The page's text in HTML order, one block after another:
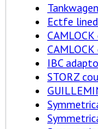
Ectfe
IBC
STORZ